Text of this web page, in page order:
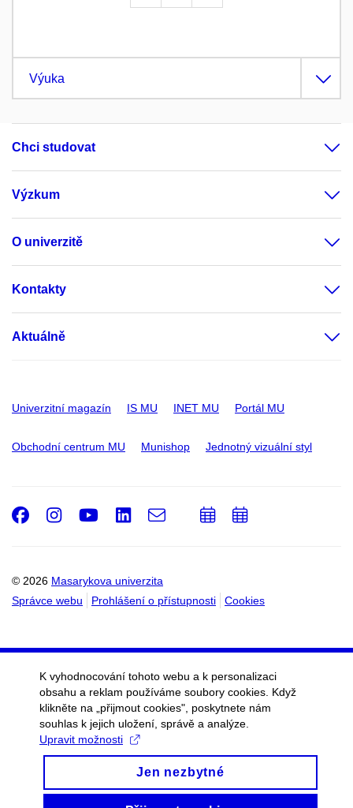
Výuka
Chci studovat
Výzkum
O univerzitě
Kontakty
Aktuálně
Univerzitní magazín IS MU INET MU Portál MU
Obchodní centrum MU Munishop Jednotný vizuální styl
© 2026 Masarykova univerzita
Správce webu
Prohlášení o přístupnosti Cookies
Facebook
Instagram
Youtube
LinkedIn
e-
PřidatPřidat
K vyhodnocování tohoto webu a k personalizaci
obsahu a reklam používáme soubory cookies. Když
klikněte na „přijmout cookies", poskytnete nám
souhlas k jejich uložení, správě a analýze.
Upravit možnosti
Jen nezbytné